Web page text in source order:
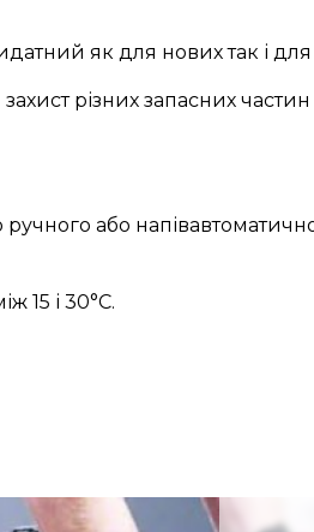
як для нових так і
різних запасних частин
або
15 і 30°С.